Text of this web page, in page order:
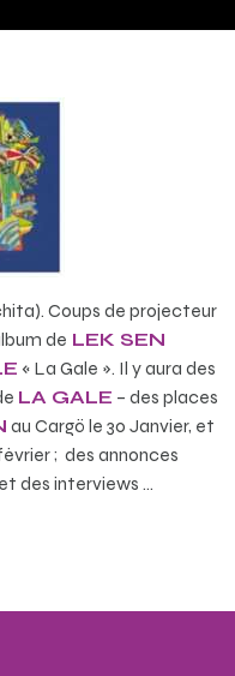
Coups de projecteur
de LEK SEN
« La Gale ». Il y aura des
LA GALE – des places
au Cargö le 30 Janvier, et
; des annonces
des interviews …